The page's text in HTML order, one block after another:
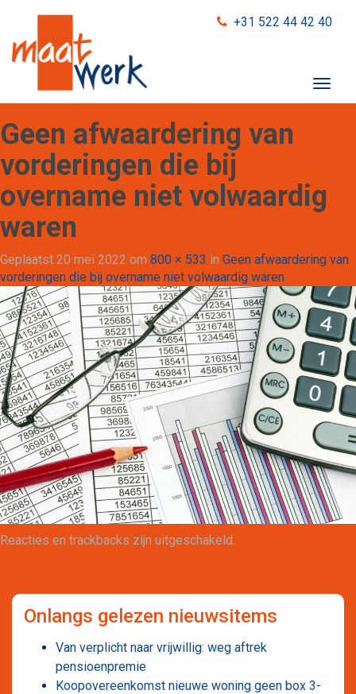
Maatwerk
+31 522 44 42 40
T
o
n
a
g
t
i
o
n
Geen afwaardering van
vorderingen die bij
overname niet volwaardig
waren
Geplaatst 20 mei 2022 om 800 × 533 in Geen afwaardering van
vorderingen die bij overname niet volwaardig waren
Reacties en trackbacks zijn uitgeschakeld.
Onlangs gelezen nieuwsitems
Van verplicht naar vrijwillig: weg aftrek
pensioenpremie
Koopovereenkomst nieuwe woning geen box 3-